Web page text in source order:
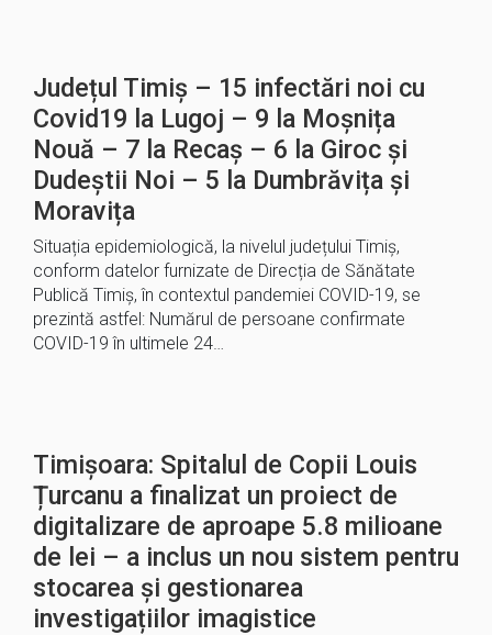
Județul Timiș – 15 infectări noi cu
Covid19 la Lugoj – 9 la Moșnița
Nouă – 7 la Recaș – 6 la Giroc și
Dudeștii Noi – 5 la Dumbrăvița și
Moravița
Situația epidemiologică, la nivelul județului Timiș,
conform datelor furnizate de Direcția de Sănătate
Publică Timiș, în contextul pandemiei COVID-19, se
prezintă astfel: Numărul de persoane confirmate
COVID-19 în ultimele 24…
Timișoara: Spitalul de Copii Louis
Țurcanu a finalizat un proiect de
digitalizare de aproape 5.8 milioane
de lei – a inclus un nou sistem pentru
stocarea și gestionarea
investigațiilor imagistice